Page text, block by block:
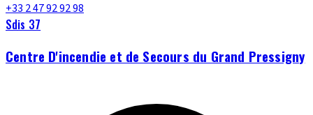
+33 2 47 92 92 98
Sdis 37
Centre D'incendie et de Secours du Grand Pressigny